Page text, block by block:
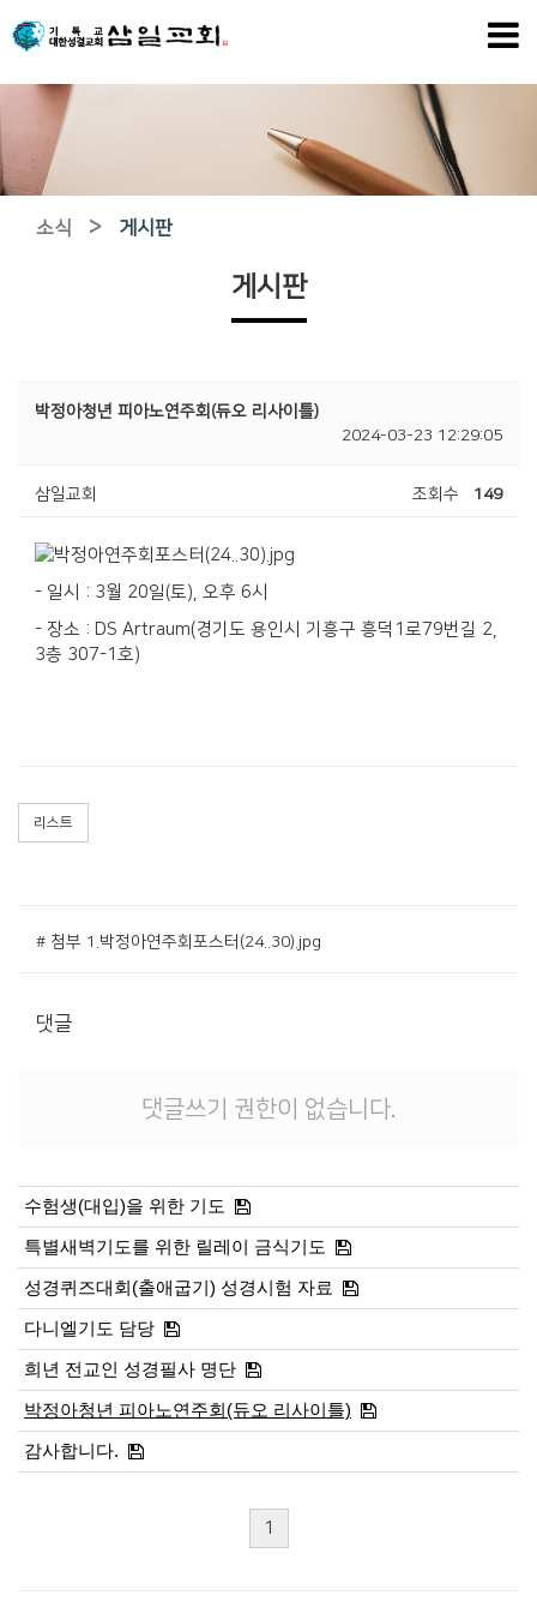
소식 > 게시판
게시판
박정아청년 피아노연주회(듀오 리사이틀)
2024-03-23 12:29:05
삼일교회 조회수 149
- 일시 : 3월 20일(토), 오후 6시
- 장소 : DS Artraum(경기도 용인시 기흥구 흥덕1로79번길 2,
3층 307-1호)
리스트
# 첨부 1.박정아연주회포스터(24..30).jpg
댓글
댓글쓰기 권한이 없습니다.
수험생(대입)을 위한 기도
특별새벽기도를 위한 릴레이 금식기도
성경퀴즈대회(출애굽기) 성경시험 자료
다니엘기도 담당
희년 전교인 성경필사 명단
박정아청년 피아노연주회(듀오 리사이틀)
감사합니다.
1